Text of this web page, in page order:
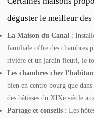
déguster le meilleur
La Maison du Canal :
familiale offre des chambres
rivière et un jardin fleuri, le
Les chambres chez
bien en centre-bourg que
des bâtisses du XIXe siècle
Partage et conseils : Les